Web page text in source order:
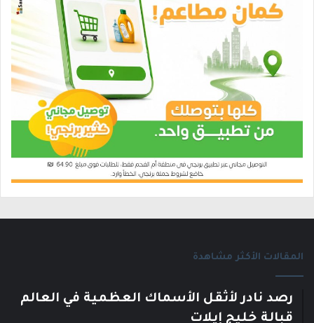
المقالات الأكثر مشاهدة
رصد نادر لأثقل الأسماك العظمية في العالم
قبالة خليج إيلات